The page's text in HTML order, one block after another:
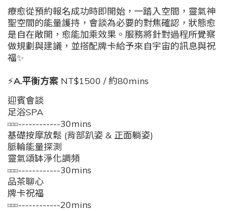
療愈從預約報名成功時即開始，一踏入空間，靈氣神
聖空間的能量護持，會談為必要的對焦確認，狀態愈
是自在敞開，愈能加乘效果。服務將針對過程所覺察
做規劃與建議，並搭配牌卡給予來自宇宙的訊息與祝
福✨
⚡️A.平衡方案 NT$1500 / 約80mins
迎賓會談
足浴SPA
⌑⌑⌑------------30mins
基礎按摩放鬆 (背部趴姿 & 正面躺姿)
脈輪能量探測
靈氣頌缽淨化調頻
⌑⌑⌑------------30mins
品茶聊心
牌卡祝福
⌑⌑⌑------------20mins